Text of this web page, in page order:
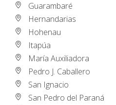
Guarambaré
Hernandarias
Hohenau
Itapúa
María Auxiliadora
Pedro J. Caballero
San Ignacio
San Pedro del Paraná